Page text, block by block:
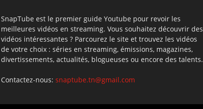
SnapTube est le premier guide Youtube pour revoir les
meilleures vidéos en streaming. Vous souhaitez découvrir des
vidéos intéressantes ? Parcourez le site et trouvez les vidéos
de votre choix : séries en streaming, émissions, magazines,
divertissements, actualités, blogueuses ou encore des talents.
Contactez-nous: snaptube.tn@gmail.com